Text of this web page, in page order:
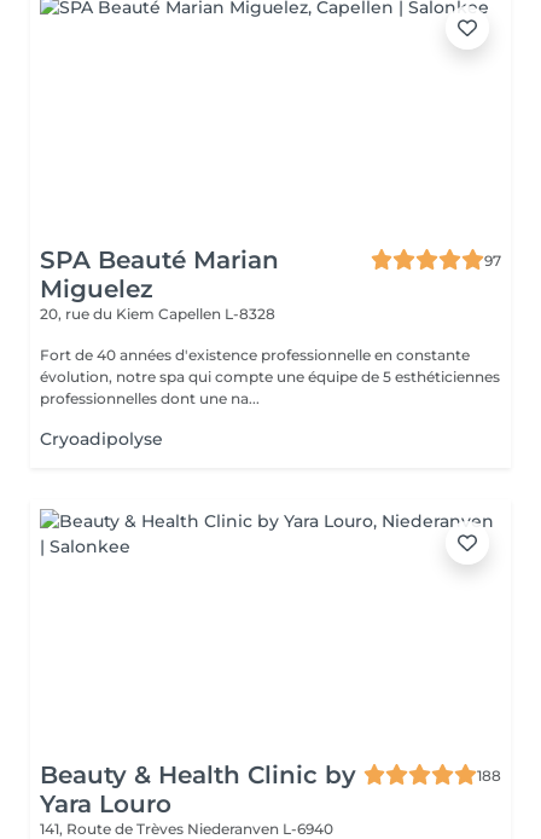
SPA Beauté Marian
Miguelez
97
20, rue du Kiem Capellen L-8328
Fort de 40 années d'existence professionnelle en constante
évolution, notre spa qui compte une équipe de 5 esthéticiennes
professionnelles dont une na...
Cryoadipolyse
Beauty & Health Clinic by
Yara Louro
188
141, Route de Trèves Niederanven L-6940